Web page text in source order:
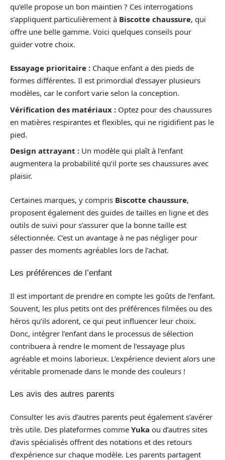
qu’elle propose un bon maintien ? Ces interrogations
s’appliquent particulièrement à Biscotte chaussure, qui
offre une belle gamme. Voici quelques conseils pour
guider votre choix.
Essayage prioritaire : Chaque enfant a des pieds de
formes différentes. Il est primordial d’essayer plusieurs
modèles, car le confort varie selon la conception.
Vérification des matériaux : Optez pour des chaussures
en matières respirantes et flexibles, qui ne rigidifient pas le
pied.
Design attrayant : Un modèle qui plaît à l’enfant
augmentera la probabilité qu’il porte ses chaussures avec
plaisir.
Certaines marques, y compris Biscotte chaussure,
proposent également des guides de tailles en ligne et des
outils de suivi pour s’assurer que la bonne taille est
sélectionnée. C’est un avantage à ne pas négliger pour
passer des moments agréables lors de l’achat.
Les préférences de l’enfant
Il est important de prendre en compte les goûts de l’enfant.
Souvent, les plus petits ont des préférences filmées ou des
héros qu’ils adorent, ce qui peut influencer leur choix.
Donc, intégrer l’enfant dans le processus de sélection
contribuera à rendre le moment de l’essayage plus
agréable et moins laborieux. L’expérience devient alors une
véritable promenade dans le monde des couleurs !
Les avis des autres parents
Consulter les avis d’autres parents peut également s’avérer
très utile. Des plateformes comme Yuka ou d’autres sites
d’avis spécialisés offrent des notations et des retours
d’expérience sur chaque modèle. Les parents partagent